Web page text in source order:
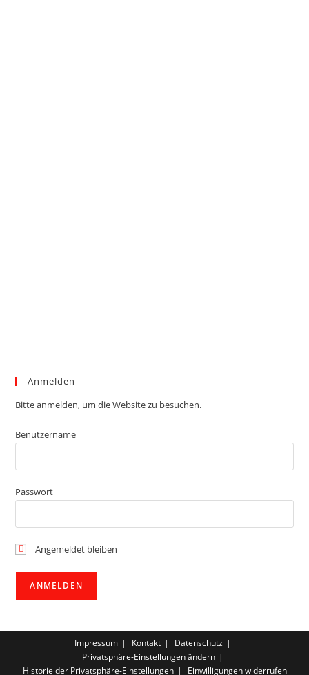
Anmelden
Bitte anmelden, um die Website zu besuchen.
Benutzername
Passwort
Angemeldet bleiben
Impressum Kontakt
Datenschutz
Privatsphäre-Einstellungen ändern
Historie der Privatsphäre-Einstellungen
Einwilligungen widerrufen